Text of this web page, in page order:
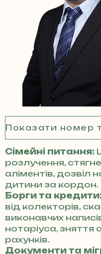
Сімейні питання:
розлучення,
аліментів, дозвіл
дитини за кордон.
Борги та
від колекторів,
виконавчих
нотаріуса, зняття
рахунків.
Документи та